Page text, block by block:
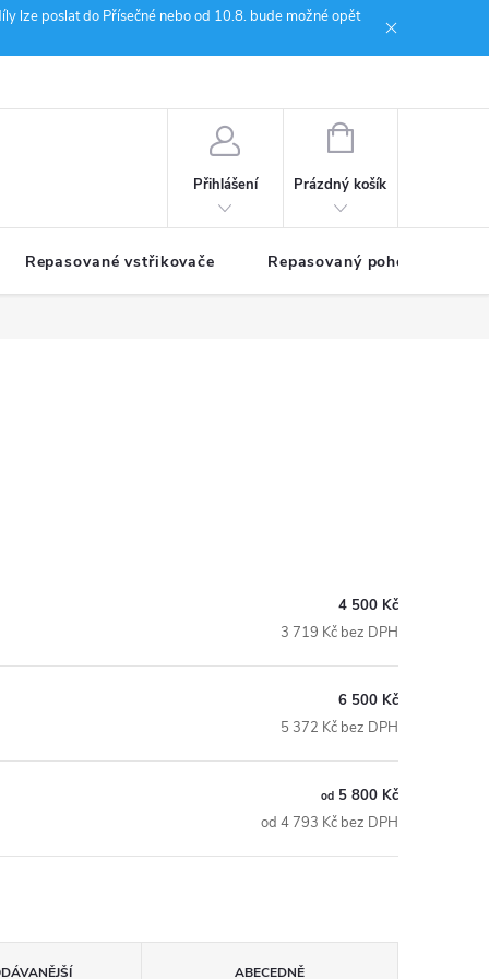
lze poslat do Přísečné nebo od 10.8. bude možné opět
Přihlášení
NÁKUPNÍ
Prázdný košík
Repasované vstřikovače Repasovaný pohon TDM
4 500 Kč
3 719 Kč bez DPH
6 500 Kč
5 372 Kč bez DPH
od 5 800 Kč
od 4 793 Kč bez DPH
ABECEDNĚ